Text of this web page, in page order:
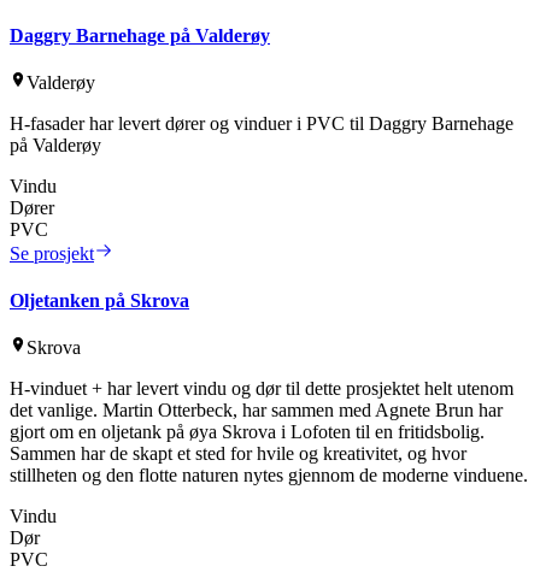
Daggry Barnehage på Valderøy
Valderøy
H-fasader har levert dører og vinduer i PVC til Daggry Barnehage
på Valderøy
Vindu
Dører
PVC
Se prosjekt
Oljetanken på Skrova
Skrova
H-vinduet + har levert vindu og dør til dette prosjektet helt utenom
det vanlige. Martin Otterbeck, har sammen med Agnete Brun har
gjort om en oljetank på øya Skrova i Lofoten til en fritidsbolig.
Sammen har de skapt et sted for hvile og kreativitet, og hvor
stillheten og den flotte naturen nytes gjennom de moderne vinduene.
Vindu
Dør
PVC